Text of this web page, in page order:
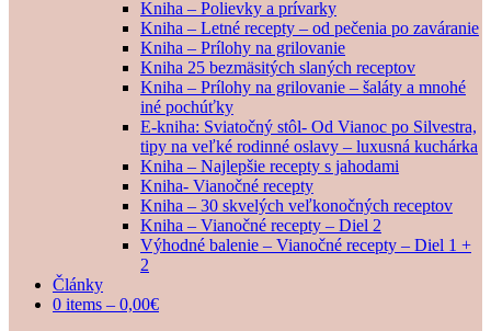
Kniha – Polievky a prívarky
Kniha – Letné recepty – od pečenia po zaváranie
Kniha – Prílohy na grilovanie
Kniha 25 bezmäsitých slaných receptov
Kniha – Prílohy na grilovanie – šaláty a mnohé
iné pochúťky
E-kniha: Sviatočný stôl- Od Vianoc po Silvestra,
tipy na veľké rodinné oslavy – luxusná kuchárka
Kniha – Najlepšie recepty s jahodami
Kniha- Vianočné recepty
Kniha – 30 skvelých veľkonočných receptov
Kniha – Vianočné recepty – Diel 2
Výhodné balenie – Vianočné recepty – Diel 1 +
2
Články
0 items – 0,00€